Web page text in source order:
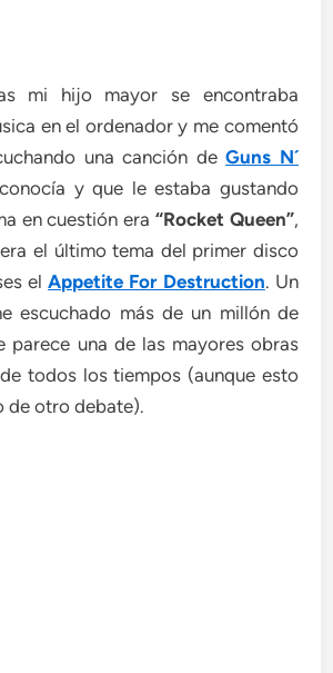
mi hijo mayor se encontraba
en el ordenador y me comentó
una canción deGuns N´
y que le estaba gustando
en cuestión era “Rocket Queen”,
el último tema del primer disco
elAppetite For Destruction. Un
escuchado más de un millón de
parece una de las mayores obras
todos los tiempos (aunque esto
de otro debate).